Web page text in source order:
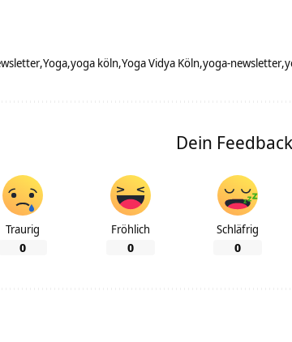
Yoga yoga köln Yoga Vidya Köln yoga-newsletter
Dein
Traurig
0
Fröhlich
0
Schläfrig
0